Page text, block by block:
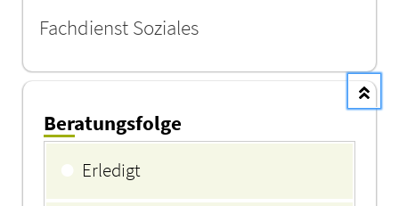
Fachdienst Soziales
Beratungsfolge
● Erledigt